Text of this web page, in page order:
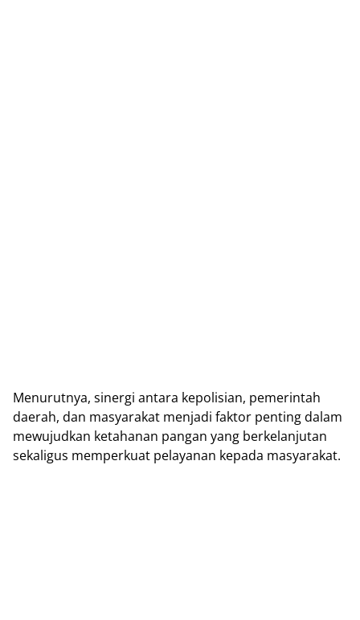
Menurutnya, sinergi antara kepolisian, pemerintah
daerah, dan masyarakat menjadi faktor penting dalam
mewujudkan ketahanan pangan yang berkelanjutan
sekaligus memperkuat pelayanan kepada masyarakat.